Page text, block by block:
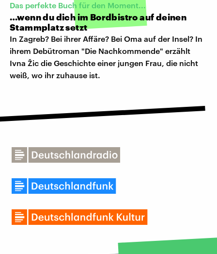
Das perfekte Buch für den Moment...
…wenn du dich im Bordbistro auf deinen
Stammplatz setzt
In Zagreb? Bei ihrer Affäre? Bei Oma auf der Insel? In
ihrem Debütroman "Die Nachkommende" erzählt
Ivna Žic die Geschichte einer jungen Frau, die nicht
weiß, wo ihr zuhause ist.